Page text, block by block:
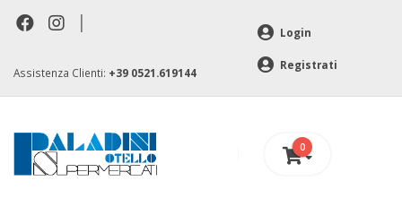
|
Assistenza Clienti: +39 0521.619144
Login
Registrati
0